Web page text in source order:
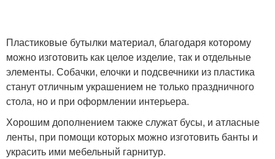
Пластиковые бутылки материал, благодаря которому
можно изготовить как целое изделие, так и отдельные
элементы. Собачки, елочки и подсвечники из пластика
станут отличным украшением не только праздничного
стола, но и при оформлении интерьера.
Хорошим дополнением также служат бусы, и атласные
ленты, при помощи которых можно изготовить банты и
украсить ими мебельный гарнитур.